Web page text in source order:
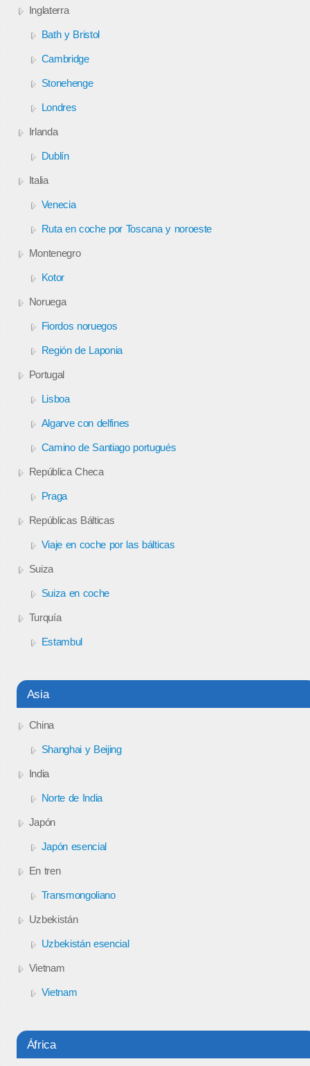
Inglaterra
Bath y Bristol
Cambridge
Stonehenge
Londres
Irlanda
Dublín
Italia
Venecia
Ruta en coche por Toscana y noroeste
Montenegro
Kotor
Noruega
Fiordos noruegos
Región de Laponia
Portugal
Lisboa
Algarve con delfines
Camino de Santiago portugués
República Checa
Praga
Repúblicas Bálticas
Viaje en coche por las bálticas
Suiza
Suiza en coche
Turquía
Estambul
Asia
China
Shanghai y Beijing
India
Norte de India
Japón
Japón esencial
En tren
Transmongoliano
Uzbekistán
Uzbekistán esencial
Vietnam
Vietnam
África